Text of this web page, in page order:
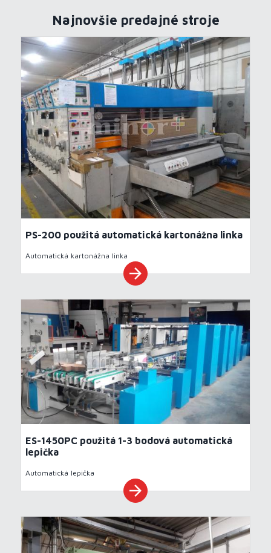
Najnovšie predajné stroje
PS-200 použitá automatická kartonážna linka
Automatická kartonážna linka
arrow_forward
ES-1450PC použitá 1-3 bodová automatická
lepička
Automatická lepička
arrow_forward